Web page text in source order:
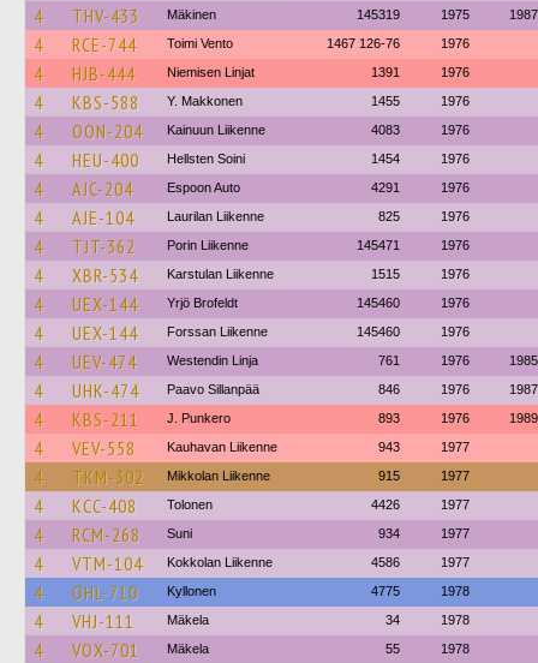
4 THV-433 Mäkinen 145319 1975 1987
4 RCE-744 Toimi Vento 1467 126-76 1976
4 HJB-444 Niemisen Linjat 1391 1976
4 KBS-588 Y. Makkonen 1455 1976
4 OON-204 Kainuun Liikenne 4083 1976
4 HEU-400 Hellsten Soini 1454 1976
4 AJC-204 Espoon Auto 4291 1976
4 AJE-104 Laurilan Liikenne 825 1976
4 TJT-362 Porin Liikenne 145471 1976
4 XBR-534 Karstulan Liikenne 1515 1976
4 UEX-144 Yrjö Brofeldt 145460 1976
4 UEX-144 Forssan Liikenne 145460 1976
4 UEV-474 Westendin Linja 761 1976 1985
4 UHK-474 Paavo Sillanpää 846 1976 1987
4 KBS-211 J. Punkero 893 1976 1989
4 VEV-558 Kauhavan Liikenne 943 1977
4 TKM-302 Mikkolan Liikenne 915 1977
4 KCC-408 Tolonen 4426 1977
4 RCM-268 Suni 934 1977
4 VTM-104 Kokkolan Liikenne 4586 1977
4 OHL-710 Kyllonen 4775 1978
4 VHJ-111 Mäkela 34 1978
4 VOX-701 Mäkela 55 1978